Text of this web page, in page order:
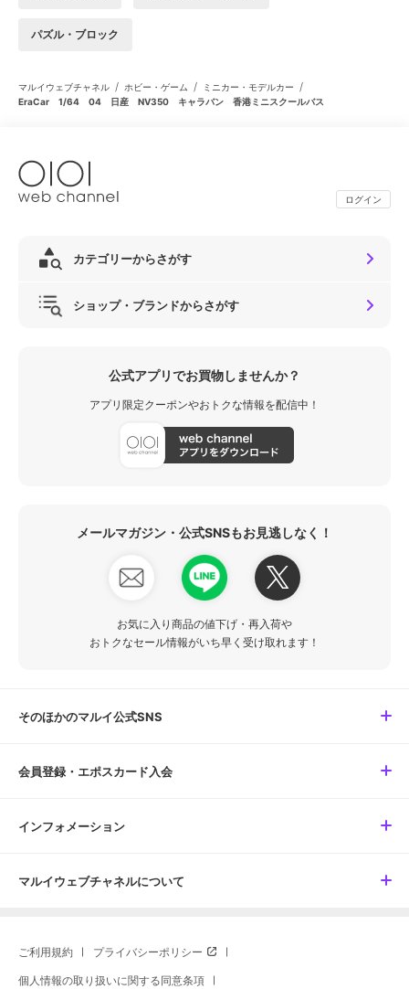
パズル・ブロック
マルイウェブチャネル / ホビー・ゲーム / ミニカー・モデルカー /
EraCar 1/64 04 日産 NV350 キャラバン 香港ミニスクールバス
ログイン
カテゴリーからさがす
ショップ・ブランドからさがす
公式アプリでお買物しませんか？
アプリ限定クーポンやおトクな情報を配信中！
メールマガジン・公式SNSもお見逃しなく！
お気に入り商品の値下げ・再入荷や
おトクなセール情報がいち早く受け取れます！
そのほかのマルイ公式SNS
会員登録・エポスカード入会
インフォメーション
マルイウェブチャネルについて
ご利用規約 プライバシーポリシー
個人情報の取り扱いに関する同意条項